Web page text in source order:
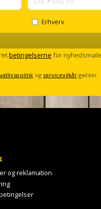
Erhverv
betingelserne for
og servicevilkår gælder.
og reklamation